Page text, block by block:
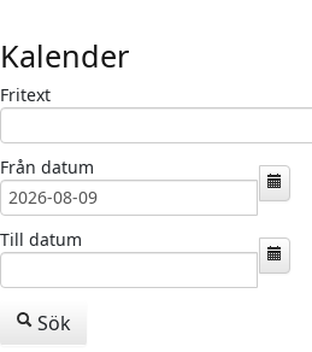
Kalender
Fritext
Från datum
Till datum
Sök